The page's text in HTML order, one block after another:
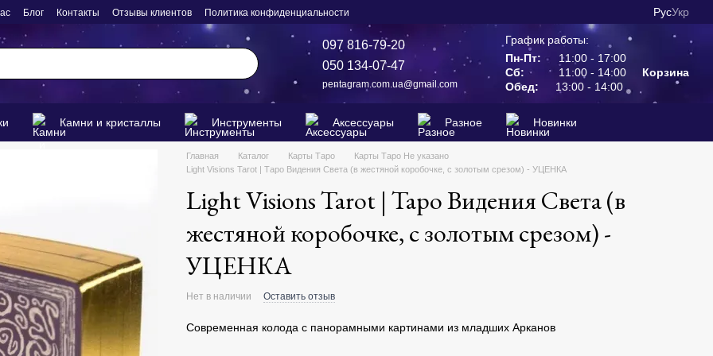
Блог Контакты Отзывы клиентов Политика конфиденциальности РусУкр
097 816-79-20
050 134-07-47
pentagram.com.ua@gmail.com
График работы:
Пн-Пт:
11:00 - 17:00
Сб:
11:00 - 14:00
Обед:
13:00 - 14:00
Корзина
Камни и кристаллы Инструменты Аксессуары Разное Новинки
Главная Каталог Карты Таро
Карты Таро Не указано
Light Visions Tarot | Таро Видения Света (в жестяной коробочке, с золотым срезом) - УЦЕНКА
Light Visions Tarot | Таро Видения Света (в
жестяной коробочке, с золотым срезом) -
УЦЕНКА
Нет в наличии Оставить отзыв
Современная колода с панорамными картинами из младших Арканов